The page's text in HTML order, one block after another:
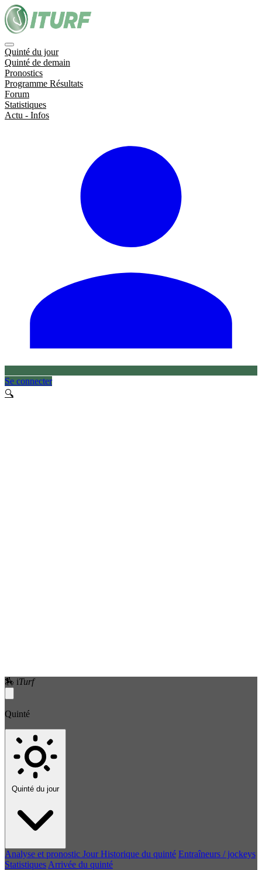
Quinté du jour
Quinté de demain
Pronostics
Programme Résultats
Forum
Statistiques
Actu - Infos
Se connecter
🔍
🏇 iTurf
Quinté
Quinté du jour
Analyse et pronostic Jour Historique du quinté Entraîneurs / jockeys
Statistiques Arrivée du quinté